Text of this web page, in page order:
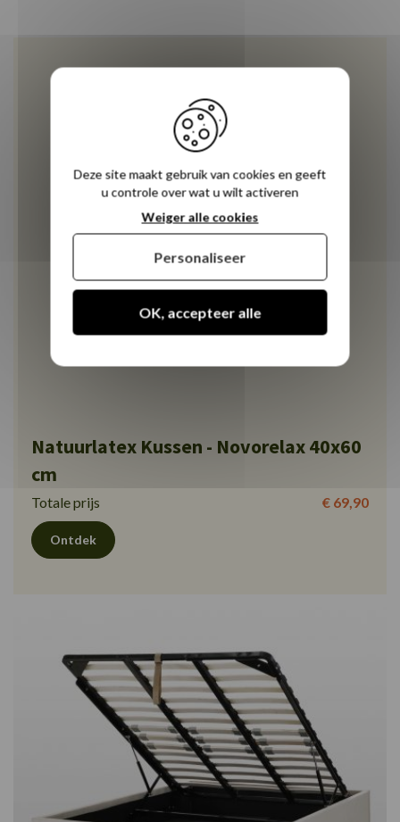
Natuurlatex Kussen - Novorelax 40x60
cm
Totale prijs € 69,90
Ontdek
Deze site maakt gebruik van cookies en geeft
u controle over wat u wilt activeren
OK, accepteer alle
Weiger alle cookies
Personaliseer